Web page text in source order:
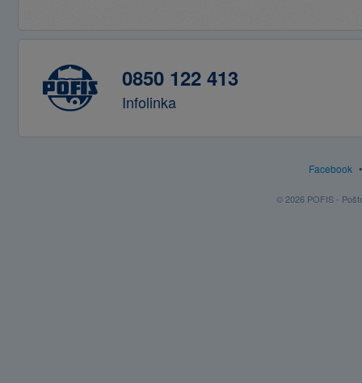
0850 122 413
Infolinka
Facebook
© 2026 POFIS -